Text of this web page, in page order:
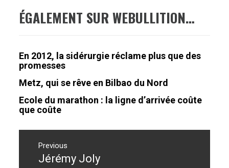
ÉGALEMENT SUR WEBULLITION…
En 2012, la sidérurgie réclame plus que des
promesses
Metz, qui se rêve en Bilbao du Nord
Ecole du marathon : la ligne d’arrivée coûte
que coûte
Navigation
Previous
Previous
Jérémy Joly